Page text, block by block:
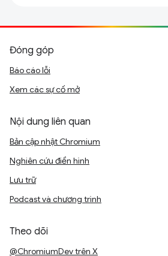
Đóng góp
Báo cáo lỗi
Xem các sự cố mở
Nội dung liên quan
Bản cập nhật Chromium
Nghiên cứu điển hình
Lưu trữ
Podcast và chương trình
Theo dõi
@ChromiumDev trên X